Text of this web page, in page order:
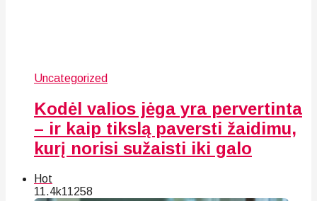
Uncategorized
Kodėl valios jėga yra pervertinta
– ir kaip tikslą paversti žaidimu,
kurį norisi sužaisti iki galo
Hot
11.4k11258